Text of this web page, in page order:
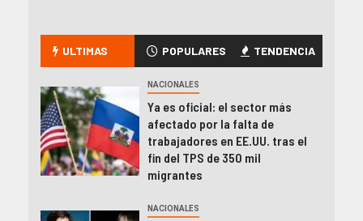
ULTIMAS POPULARES TENDENCIA
NACIONALES
Ya es oficial: el sector más
afectado por la falta de
trabajadores en EE.UU. tras el
fin del TPS de 350 mil
migrantes
NACIONALES